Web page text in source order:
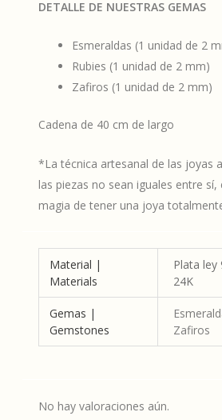
DETALLE DE NUESTRAS GEMAS
Esmeraldas (1 unidad de 2
Rubies (1 unidad de 2 mm)
Zafiros (1 unidad de 2 mm)
Cadena de 40 cm de largo
*La técnica artesanal de las joyas
las piezas no sean iguales entre sí,
magia de tener una joya
Material |
Materials
Plata ley
24K
Gemas |
Gemstones
Zafiros
No hay valoraciones aún.